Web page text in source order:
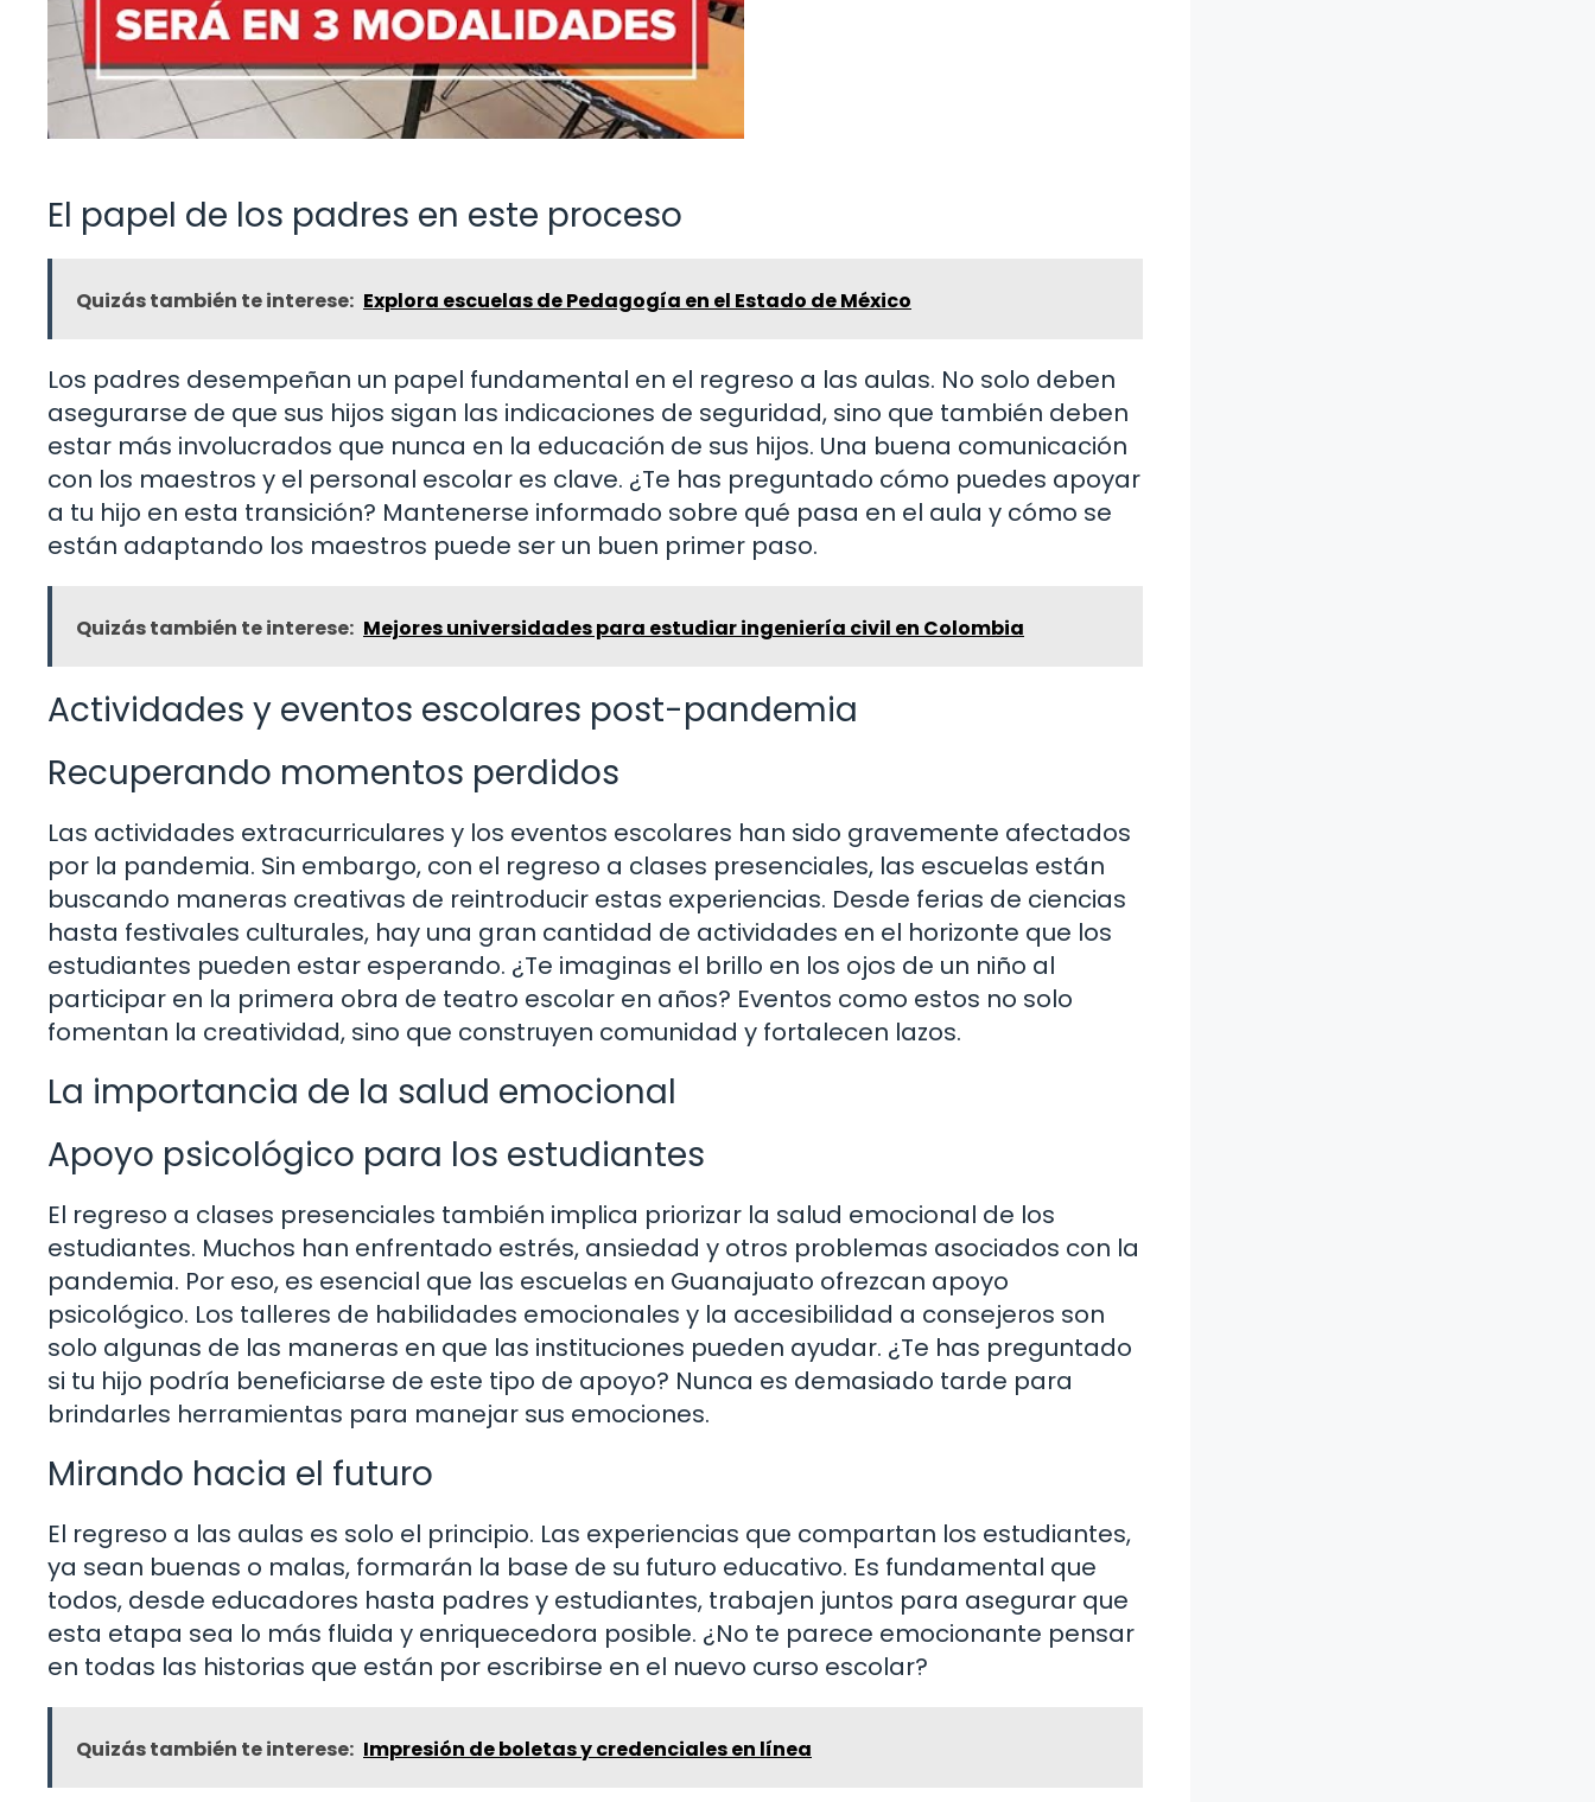
El papel de los padres en este proceso
Quizás también te interese: Explora escuelas de Pedagogía en el Estado de México
Los padres desempeñan un papel fundamental en el regreso a las aulas. No solo deben
asegurarse de que sus hijos sigan las indicaciones de seguridad, sino que también deben
estar más involucrados que nunca en la educación de sus hijos. Una buena comunicación
con los maestros y el personal escolar es clave. ¿Te has preguntado cómo puedes apoyar
a tu hijo en esta transición? Mantenerse informado sobre qué pasa en el aula y cómo se
están adaptando los maestros puede ser un buen primer paso.
Quizás también te interese: Mejores universidades para estudiar ingeniería civil en Colombia
Actividades y eventos escolares post-pandemia
Recuperando momentos perdidos
Las actividades extracurriculares y los eventos escolares han sido gravemente afectados
por la pandemia. Sin embargo, con el regreso a clases presenciales, las escuelas están
buscando maneras creativas de reintroducir estas experiencias. Desde ferias de ciencias
hasta festivales culturales, hay una gran cantidad de actividades en el horizonte que los
estudiantes pueden estar esperando. ¿Te imaginas el brillo en los ojos de un niño al
participar en la primera obra de teatro escolar en años? Eventos como estos no solo
fomentan la creatividad, sino que construyen comunidad y fortalecen lazos.
La importancia de la salud emocional
Apoyo psicológico para los estudiantes
El regreso a clases presenciales también implica priorizar la salud emocional de los
estudiantes. Muchos han enfrentado estrés, ansiedad y otros problemas asociados con la
pandemia. Por eso, es esencial que las escuelas en Guanajuato ofrezcan apoyo
psicológico. Los talleres de habilidades emocionales y la accesibilidad a consejeros son
solo algunas de las maneras en que las instituciones pueden ayudar. ¿Te has preguntado
si tu hijo podría beneficiarse de este tipo de apoyo? Nunca es demasiado tarde para
brindarles herramientas para manejar sus emociones.
Mirando hacia el futuro
El regreso a las aulas es solo el principio. Las experiencias que compartan los estudiantes,
ya sean buenas o malas, formarán la base de su futuro educativo. Es fundamental que
todos, desde educadores hasta padres y estudiantes, trabajen juntos para asegurar que
esta etapa sea lo más fluida y enriquecedora posible. ¿No te parece emocionante pensar
en todas las historias que están por escribirse en el nuevo curso escolar?
Quizás también te interese: Impresión de boletas y credenciales en línea